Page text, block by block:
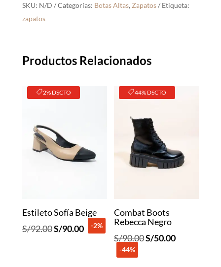
SKU: N/D Categorías: Botas Altas, Zapatos
Etiqueta:
zapatos
Productos Relacionados
2% DSCTO
Estileto Sofía Beige
S/92.00El
S/90.00El
-2%
44% DSCTO
Combat Boots
Rebecca Negro
S/90.00El
S/50.00El
-44%